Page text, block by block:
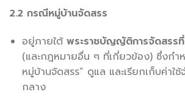
2.2 กรณีหมู่บ้านจัดสรร
อยู่ภายใต้ พระราชบัญญัติการจัดสรร
(และกฎหมายอื่น ๆ ที่เกี่ยวข้อง) ซึ่งกำ
หมู่บ้านจัดสรร” ดูแล และเรียกเก็บค่าใ
กลาง